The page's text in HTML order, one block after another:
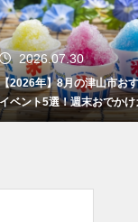
8月の津山市おすすめ
選！週末おでかけガイ